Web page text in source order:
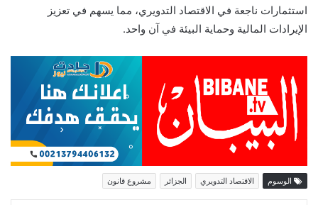
استثمارات ناجعة في الاقتصاد التدويري، مما يسهم في تعزيز
الإيرادات المالية وحماية البيئة في آن واحد.
الوسوم الاقتصاد التدويري الجزائر مشروع قانون